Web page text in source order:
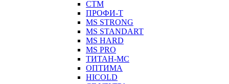
СТМ
ПРОФИ-Т
MS STRONG
MS STANDART
MS HARD
MS PRO
ТИТАН-МС
ОПТИМА
HICOLD